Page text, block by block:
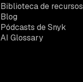
Biblioteca de recursos
Blog
Pódcasts de Snyk
AI Glossary